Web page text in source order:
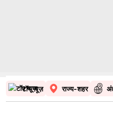
टॉप न्यूज़ राज्य-शहर